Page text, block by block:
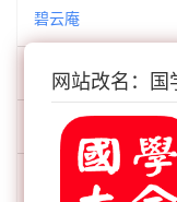
碧云庵
独秀峰
芙蓉馆
网站改名：国